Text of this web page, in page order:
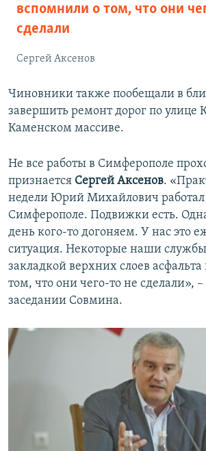
вспомнили о том, что они
сделали
Сергей Аксенов
Чиновники также пообещали в
завершить ремонт дорог по улице
Каменском массиве.
Не все работы в Симферополе
признается Сергей Аксенов.
недели Юрий Михайлович работал
Симферополе. Подвижки есть.
день кого-то догоняем. У нас это
ситуация. Некоторые наши
закладкой верхних слоев
том, что они чего-то не сделали», –
заседании Совмина.